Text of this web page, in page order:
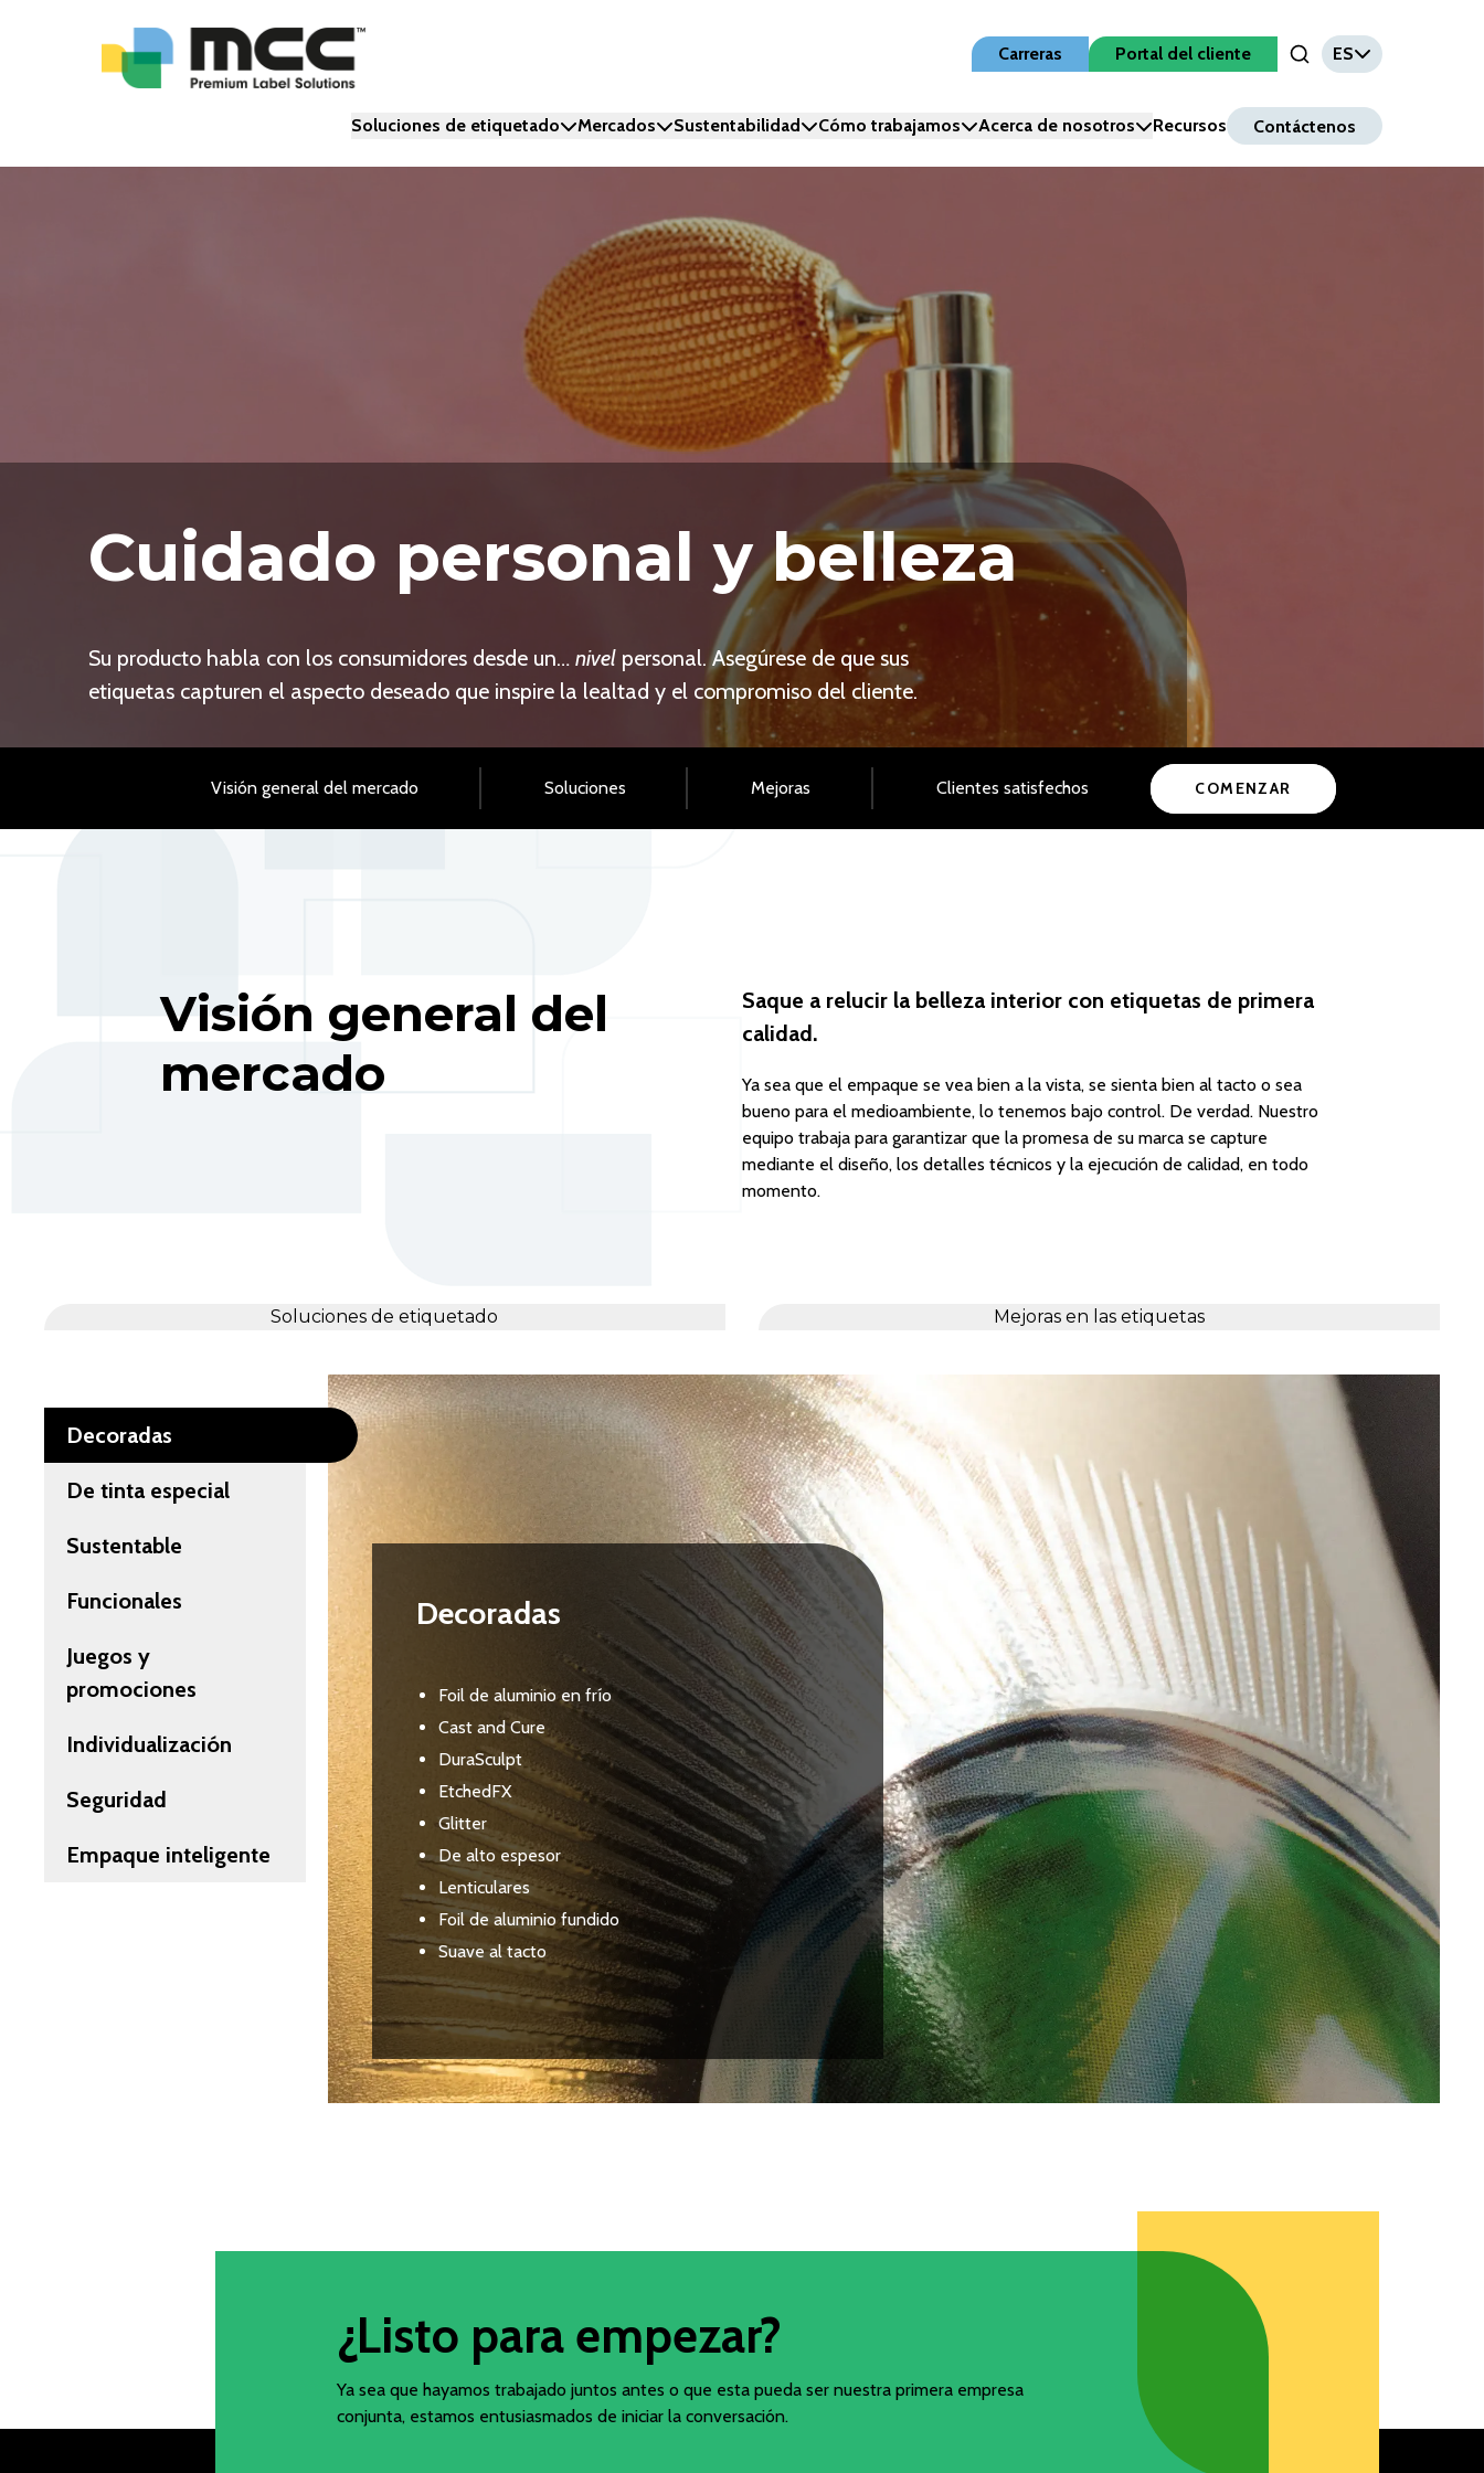
Carreras
Portal del cliente
Open Search Input
ES
Soluciones de etiquetado Mercados Sustentabilidad Cómo trabajamos Acerca de nosotros Recursos Contáctenos
Cuidado personal y belleza
Su producto habla con los consumidores desde un… nivel personal. Asegúrese de que sus
etiquetas capturen el aspecto deseado que inspire la lealtad y el compromiso del cliente.
Visión general del mercado Soluciones Mejoras Clientes satisfechos COMENZAR
Visión general del
mercado
Saque a relucir la belleza interior con etiquetas de primera
calidad.
Ya sea que el empaque se vea bien a la vista, se sienta bien al tacto o sea
bueno para el medioambiente, lo tenemos bajo control. De verdad. Nuestro
equipo trabaja para garantizar que la promesa de su marca se capture
mediante el diseño, los detalles técnicos y la ejecución de calidad, en todo
momento.
Soluciones de etiquetado Mejoras en las etiquetas
Decoradas
De tinta especial
Sustentable
Funcionales
Juegos y
promociones
Individualización
Seguridad
Empaque inteligente
Decoradas
Foil de aluminio en frío
Cast and Cure
DuraSculpt
EtchedFX
Glitter
De alto espesor
Lenticulares
Foil de aluminio fundido
Suave al tacto
¿Listo para empezar?
Ya sea que hayamos trabajado juntos antes o que esta pueda ser nuestra primera empresa
conjunta, estamos entusiasmados de iniciar la conversación.